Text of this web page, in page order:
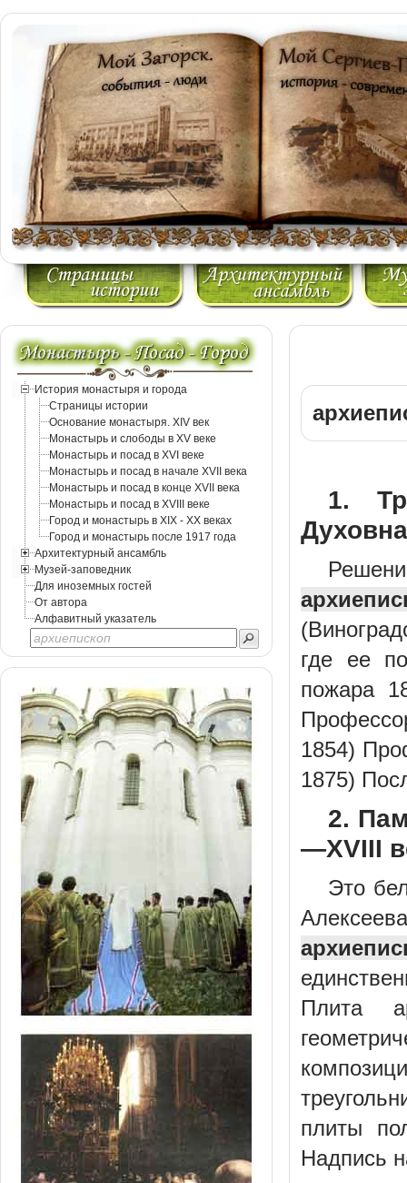
История монастыря и города
Страницы истории
Основание монастыря. XIV век
Монастырь и слободы в XV веке
Монастырь и посад в XVI веке
Монастырь и посад в начале XVII века
Монастырь и посад в конце XVII века
Монастырь и посад в XVIII веке
Город и монастырь в XIX - XX веках
Город и монастырь после 1917 года
Архитектурный ансамбль
Музей-заповедник
Для иноземных гостей
От автора
Алфавитный указатель
1.
где ее
пожара
1854)
1875)
2.
—XVIII
Это
Плита
плиты
Надпись